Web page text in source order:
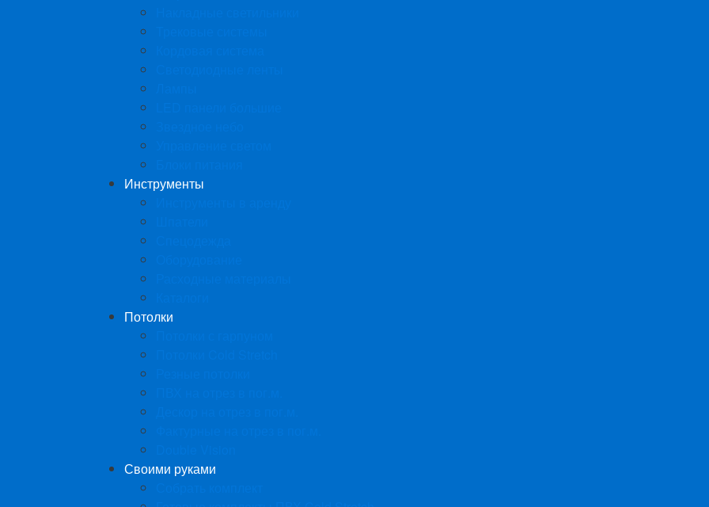
Инструменты
Потолки
Своими руками